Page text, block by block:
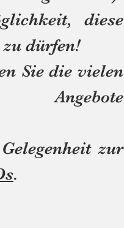
diese
dürfen!
Sie die vielen
zur
.